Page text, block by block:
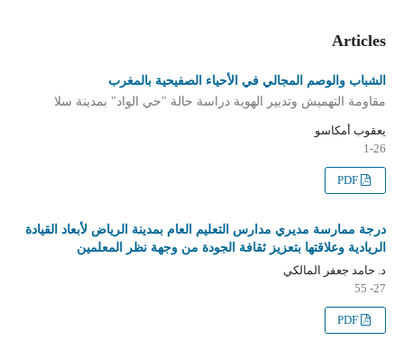
Articles
الشباب والوصم المجالي في الأحياء الصفيحية بالمغرب
مقاومة التهميش وتدبير الهوية دراسة حالة "حي الواد" بمدينة سلا
يعقوب أمكاسو
1-26
PDF
درجة ممارسة مديري مدارس التعليم العام بمدينة الرياض لأبعاد القيادة
الريادية وعلاقتها بتعزيز ثقافة الجودة من وجهة نظر المعلمين
د. حامد جعفر المالكي
27- 55
PDF